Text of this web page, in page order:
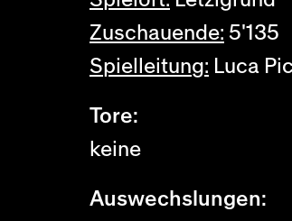
Zuschauende: 5'135
Spielleitung: Luca
Tore:
keine
Auswechslungen: